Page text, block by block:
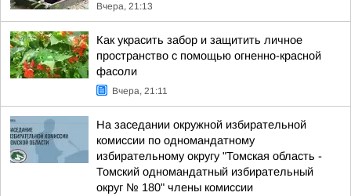
Вчера, 21:13
Как украсить забор и защитить личное
пространство с помощью огненно-красной
фасоли
Вчера, 21:11
На заседании окружной избирательной
комиссии по одномандатному
избирательному округу "Томская область -
Томский одномандатный избирательный
округ № 180" члены комиссии